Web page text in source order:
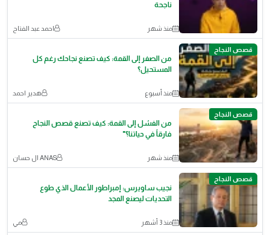
ناجحة
منذ شهر احمد عبد الفتاح
قصص النجاح
من الصفر إلى القمة: كيف تصنع نجاحك رغم كل
المستحيل؟
منذ أسبوع هدير احمد
قصص النجاح
من الفشل إلى القمة: كيف تصنع قصص النجاح
فارقاً في حياتنا؟"
منذ شهر ANAS ال حسان
قصص النجاح
نجيب ساويرس: إمبراطور الأعمال الذي طوع
التحديات ليصنع المجد
منذ 3 أشهر مي